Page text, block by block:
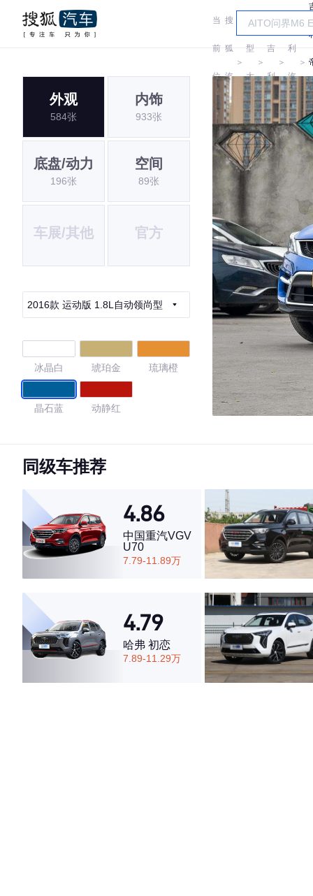
当
前
位
置:
搜
狐
汽
车
＞
车
型
大
全
＞
吉
利
＞
吉
利
汽
车
＞
外观
584张
内饰
933张
底盘/动力
196张
空间
89张
车展/其他 官方
2016款 运动版 1.8L自动领尚型
冰晶白 琥珀金 琉璃橙
晶石蓝 动静红
4.76
·外观表现较为优秀，优于81%同级车
·内饰表现较为优秀，优于92%同级车
·空间表现一般，低于68%同级车
同级车推荐
4.86
中国重汽VGV
U70
7.79-11.89万
4.79
哈弗 初恋
7.89-11.29万